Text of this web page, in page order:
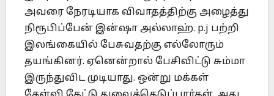
அவரை நேரடியாக விவாதத்திற்கு அழைத்து
நிரூபிப்பேன் இன்ஷா அல்லாஹ். p.j பற்றி
இலங்கையில் பேசுவதற்கு எல்லோரும்
தயங்கினர். ஏனென்றால் பேசிவிட்டு சும்மா
இருந்துவிட முடியாது. ஒன்று மக்கள்